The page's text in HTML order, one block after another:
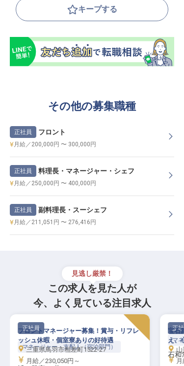
キープする
その他の募集職種
正社員 フロント
月給／200,000円 〜 300,000円
正社員 料理長・マネージャー・シェフ
月給／250,000円 〜 400,000円
正社員 副料理長・スーシェフ
月給／211,051円 〜 276,416円
見逃し厳禁！
この求人を見た人が
今、よく見ている注目求人
正社員
マネージャー・支配人（宿泊部門）
フロントマネージャー募集！賞与・リフレ
ッシュ休暇・個室寮ありの好待遇
三重県鳥羽市相差町1522-27
月給／230,050円～
正社
マ
石和
宝石
え、